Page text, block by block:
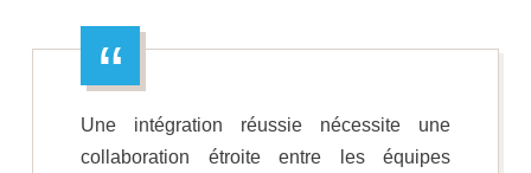
Une intégration réussie nécessite une
collaboration étroite entre les équipes